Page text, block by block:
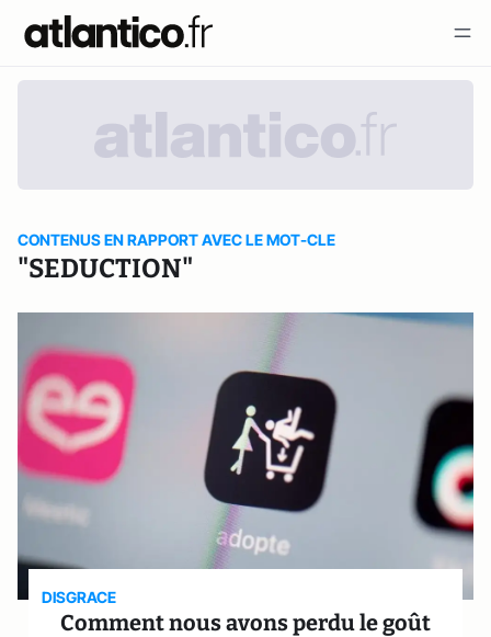
CONTENUS EN RAPPORT AVEC LE MOT-CLE
"SEDUCTION"
DISGRACE
Comment nous avons perdu le goût